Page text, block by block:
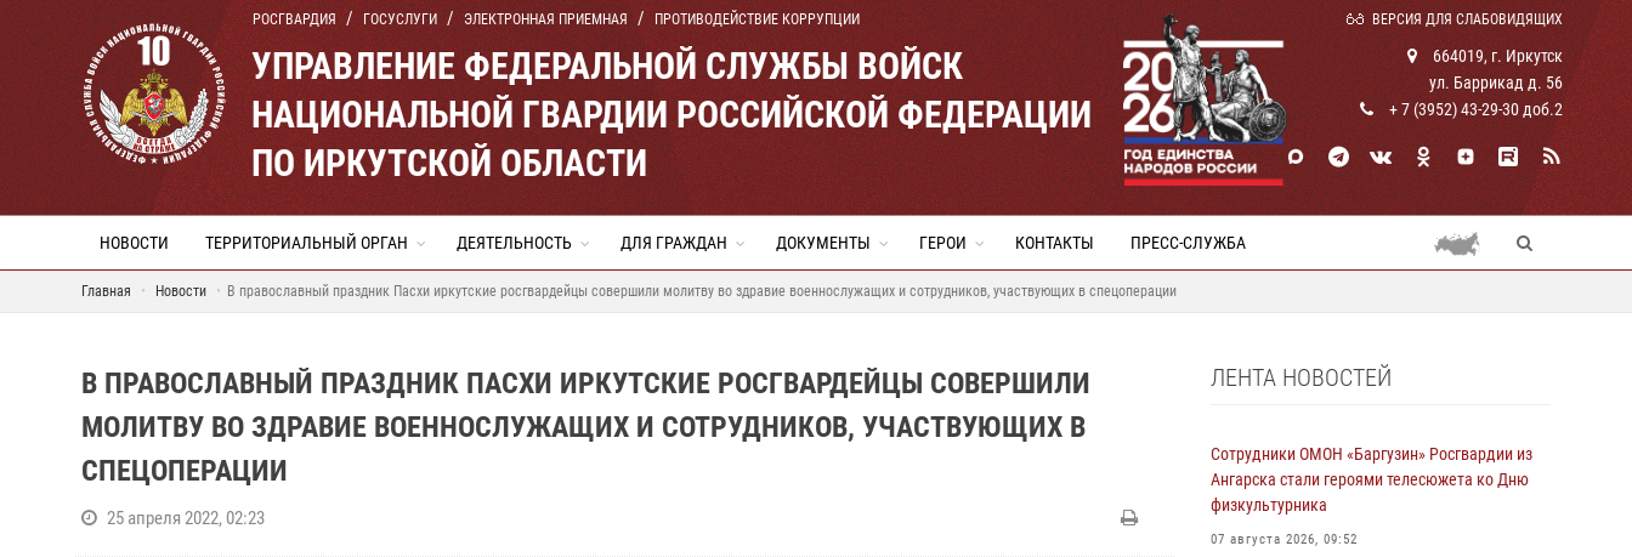
РОСГВАРДИЯ ГОСУСЛУГИ ЭЛЕКТРОННАЯ ПРИЕМНАЯ ПРОТИВОДЕЙСТВИЕ КОРРУПЦИИ ВЕРСИЯ ДЛЯ СЛАБОВИДЯЩИХ
УПРАВЛЕНИЕ ФЕДЕРАЛЬНОЙ СЛУЖБЫ ВОЙСК
НАЦИОНАЛЬНОЙ ГВАРДИИ РОССИЙСКОЙ ФЕДЕРАЦИИ
ПО ИРКУТСКОЙ ОБЛАСТИ
664019, г. Иркутск
ул. Баррикад д. 56
+ 7 (3952) 43-29-30 доб.2
НОВОСТИ ТЕРРИТОРИАЛЬНЫЙ ОРГАН ДЕЯТЕЛЬНОСТЬ ДЛЯ ГРАЖДАН ДОКУМЕНТЫ ГЕРОИ КОНТАКТЫ ПРЕСС-СЛУЖБА
Главная Новости В православный праздник Пасхи иркутские росгвардейцы совершили молитву во здравие военнослужащих и сотрудников, участвующих в спецоперации
В ПРАВОСЛАВНЫЙ ПРАЗДНИК ПАСХИ ИРКУТСКИЕ РОСГВАРДЕЙЦЫ СОВЕРШИЛИ
МОЛИТВУ ВО ЗДРАВИЕ ВОЕННОСЛУЖАЩИХ И СОТРУДНИКОВ, УЧАСТВУЮЩИХ В
СПЕЦОПЕРАЦИИ
25 апреля 2022, 02:23
ЛЕНТА НОВОСТЕЙ
Сотрудники ОМОН «Баргузин» Росгвардии из
Ангарска стали героями телесюжета ко Дню
физкультурника
07 августа 2026, 09:52